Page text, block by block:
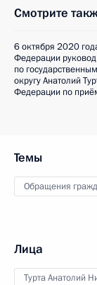
Смотрите
6 октября 2020
Федерации
по
округу Анатолий
Федерации по
Темы
Обращения
Лица
Турта Анатолий